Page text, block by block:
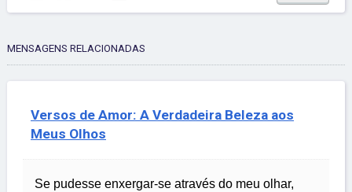
MENSAGENS RELACIONADAS
Versos de Amor: A Verdadeira Beleza aos
Meus Olhos
Se pudesse enxergar-se através do meu olhar,